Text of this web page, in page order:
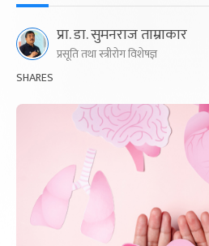
प्रा. डा. सुमनराज ताम्राकार
प्रसूति तथा स्त्रीरोग विशेषज्ञ
SHARES